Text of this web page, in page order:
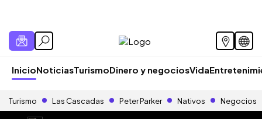
InicioNoticiasTurismoDinero y negociosVida
Turismo Las Cascadas Peter Parker Nativos Negocios